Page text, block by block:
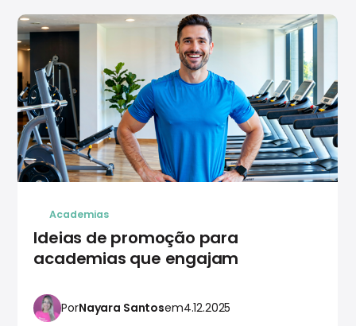
Academias
Ideias de promoção para
academias que engajam
PorNayara Santosem4.12.2025